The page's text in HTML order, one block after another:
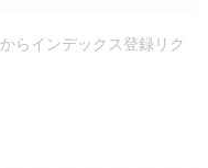
らインデックス登録リク